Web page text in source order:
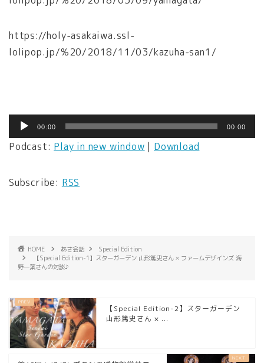
https://holy-asakaiwa.ssl-
lolipop.jp/%20/2018/11/03/kazuha-san1/
プ
ヤ
00:00 00:00
Podcast: Play in new window | Download
Subscribe: RSS
HOME あさ会話
Special Edition
【Special Edition-1】スターガーデン 山形篤史さん × ファームデザインズ 海
野一葉さんの対談♪
【Special Edition-2】スターガーデン
山形篤史さん × ...